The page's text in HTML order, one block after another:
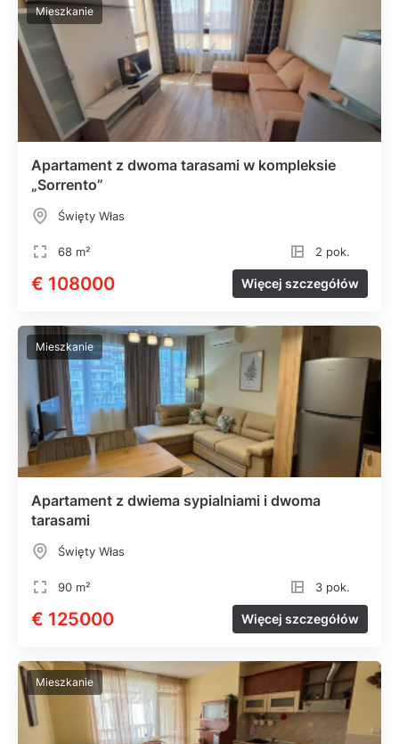
Mieszkanie
Apartament z dwoma tarasami w kompleksie
„Sorrento”
Święty Włas
68 m² 2 pok.
€ 108000 Więcej szczegółów
Mieszkanie
Apartament z dwiema sypialniami i dwoma
tarasami
Święty Włas
90 m² 3 pok.
€ 125000 Więcej szczegółów
Mieszkanie